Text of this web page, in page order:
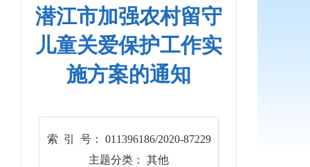
潜江市加强农村留守
儿童关爱保护工作实
施方案的通知
索 引 号： 011396186/2020-87229
主题分类： 其他